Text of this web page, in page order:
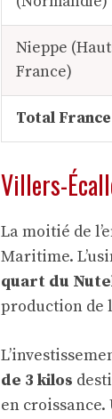
Nieppe
France)
Total France
Villers-
La moitié de
Maritime.
quart du
production de
de 3 kilos
en